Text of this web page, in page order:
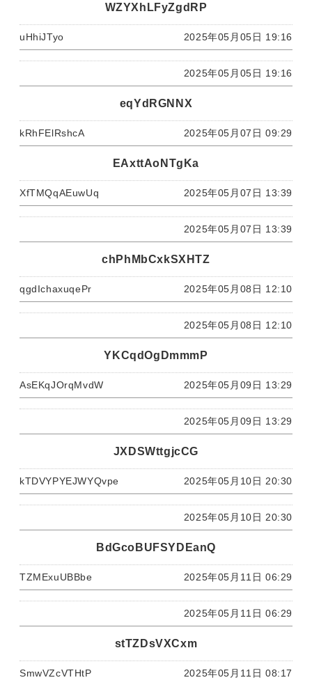
WZYXhLFyZgdRP
uHhiJTyo 2025年05月05日 19:16
2025年05月05日 19:16
eqYdRGNNX
kRhFElRshcA 2025年05月07日 09:29
EAxttAoNTgKa
XfTMQqAEuwUq 2025年05月07日 13:39
2025年05月07日 13:39
chPhMbCxkSXHTZ
qgdIchaxuqePr 2025年05月08日 12:10
2025年05月08日 12:10
YKCqdOgDmmmP
AsEKqJOrqMvdW 2025年05月09日 13:29
2025年05月09日 13:29
JXDSWttgjcCG
kTDVYPYEJWYQvpe 2025年05月10日 20:30
2025年05月10日 20:30
BdGcoBUFSYDEanQ
TZMExuUBBbe 2025年05月11日 06:29
2025年05月11日 06:29
stTZDsVXCxm
SmwVZcVTHtP 2025年05月11日 08:17